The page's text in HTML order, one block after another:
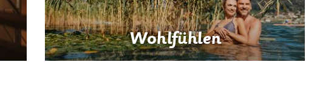
Wohlfühlen